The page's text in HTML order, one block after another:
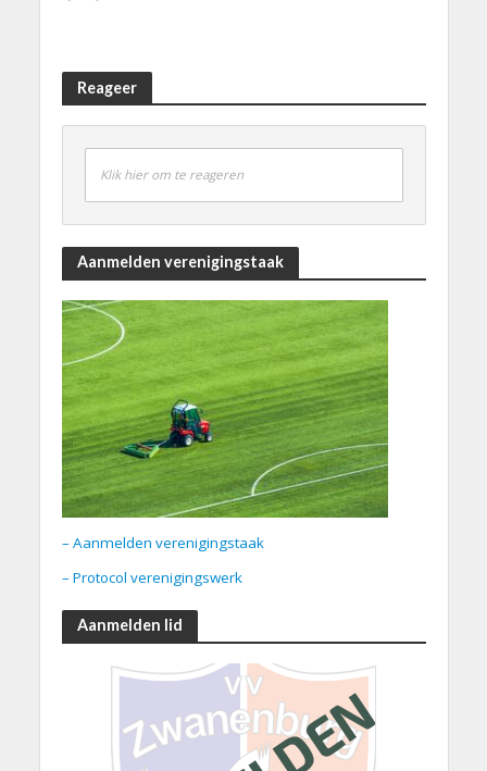
Reageer
Klik hier om te reageren
Aanmelden verenigingstaak
– Aanmelden verenigingstaak
– Protocol verenigingswerk
Aanmelden lid